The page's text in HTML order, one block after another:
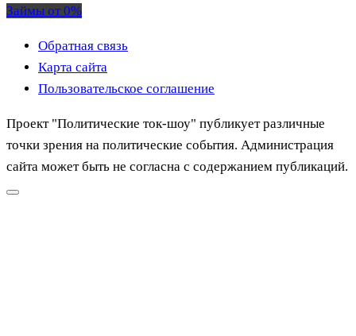
Займы от 0%
Обратная связь
Карта сайта
Пользовательское соглашение
Проект "Политические ток-шоу" публикует различные
точки зрения на политические события. Администрация
сайта может быть не согласна с содержанием публикаций.